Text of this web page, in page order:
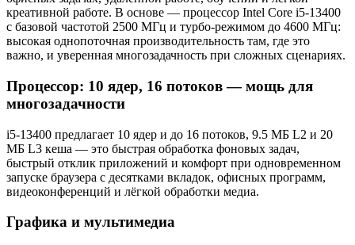
креативной работе. В основе — процессор Intel Core i5-13400
с базовой частотой 2500 МГц и турбо-режимом до 4600 МГц:
высокая однопоточная производительность там, где это
важно, и уверенная многозадачность при сложных сценариях.
Процессор: 10 ядер, 16 потоков — мощь для
многозадачности
i5-13400 предлагает 10 ядер и до 16 потоков, 9.5 МБ L2 и 20
МБ L3 кеша — это быстрая обработка фоновых задач,
быстрый отклик приложений и комфорт при одновременном
запуске браузера с десятками вкладок, офисных программ,
видеоконференций и лёгкой обработки медиа.
Графика и мультимедиа